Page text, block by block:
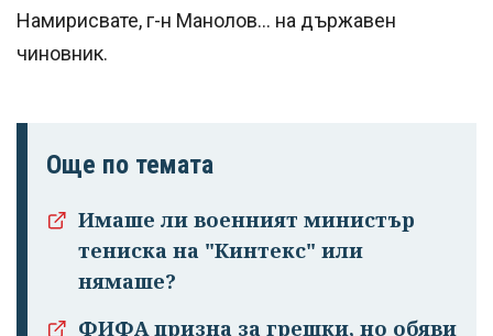
Намирисвате, г-н Манолов... на държавен
чиновник.
Още по темата
Имаше ли военният министър
тениска на "Кинтекс" или
нямаше?
ФИФА призна за грешки, но обяви